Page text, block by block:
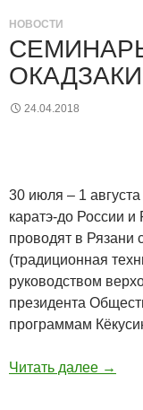
НОВОСТИ
24.04.2018
30 июля – 1
каратэ-до России и
проводят в Рязани
(традиционная
руководством
президента
программам
Читать далее →